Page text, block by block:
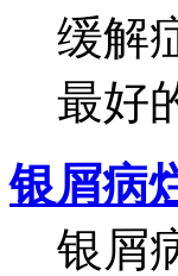
缓解
最好
银屑病
银屑